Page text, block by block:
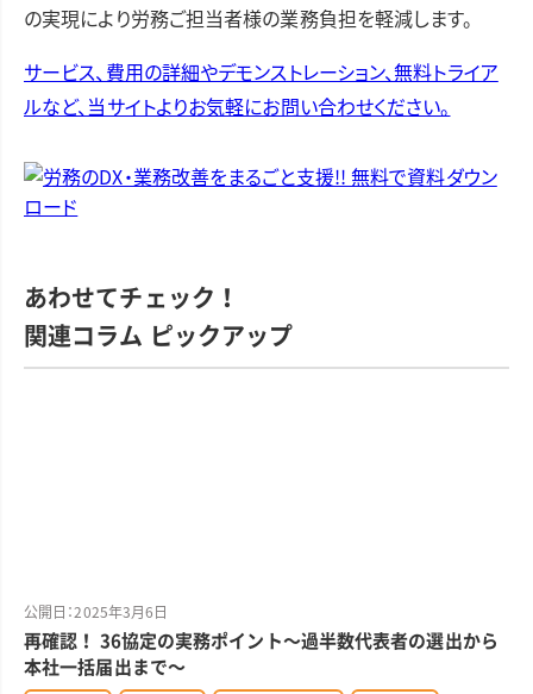
の実現により労務ご担当者様の業務負担を軽減します。
サービス、費用の詳細やデモンストレーション、無料トライア
ルなど、当サイトよりお気軽にお問い合わせください。
あわせてチェック！
関連コラム ピックアップ
公開日：2025年3月6日
再確認！ 36協定の実務ポイント～過半数代表者の選出から
本社一括届出まで～